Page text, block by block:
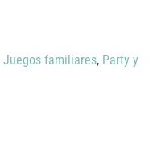
Juegos familiares, Party y